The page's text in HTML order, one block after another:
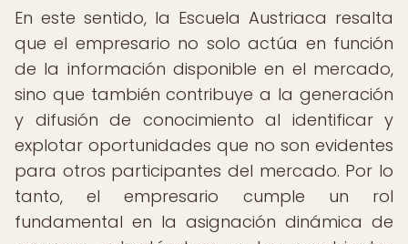
En este sentido, la Escuela Austriaca resalta
que el empresario no solo actúa en función
de la información disponible en el mercado,
sino que también contribuye a la generación
y difusión de conocimiento al identificar y
explotar oportunidades que no son evidentes
para otros participantes del mercado. Por lo
tanto, el empresario cumple un rol
fundamental en la asignación dinámica de